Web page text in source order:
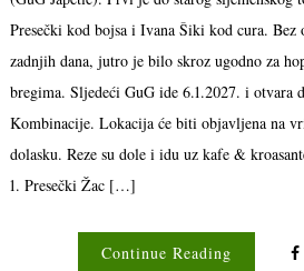
Presečki kod bojsa i Ivana Šiki kod cura. Bez
zadnjih dana, jutro je bilo skroz ugodno za
bregima. Sljedeći GuG ide 6.1.2027. i otvara
Kombinacije. Lokacija će biti objavljena na
dolasku. Reze su dole i idu uz kafe &
1. Presečki Žac […]
Continue Reading